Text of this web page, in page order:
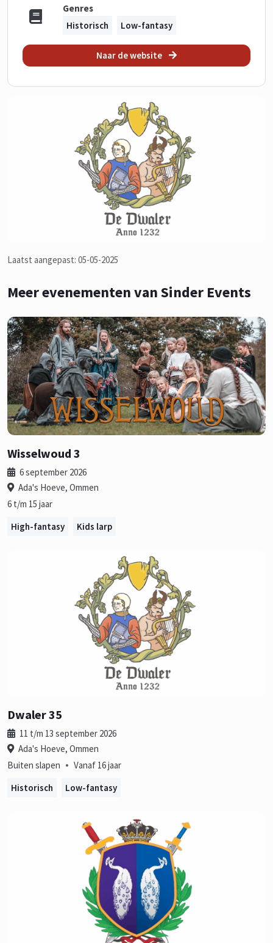
Genres
Historisch
Low-fantasy
Naar de website
Laatst aangepast: 05-05-2025
Meer evenementen van Sinder Events
Wisselwoud 3
6 september 2026
Ada's Hoeve, Ommen
6 t/m 15 jaar
High-fantasy
Kids larp
Dwaler 35
11 t/m 13 september 2026
Ada's Hoeve, Ommen
Buiten slapen • Vanaf 16 jaar
Historisch
Low-fantasy